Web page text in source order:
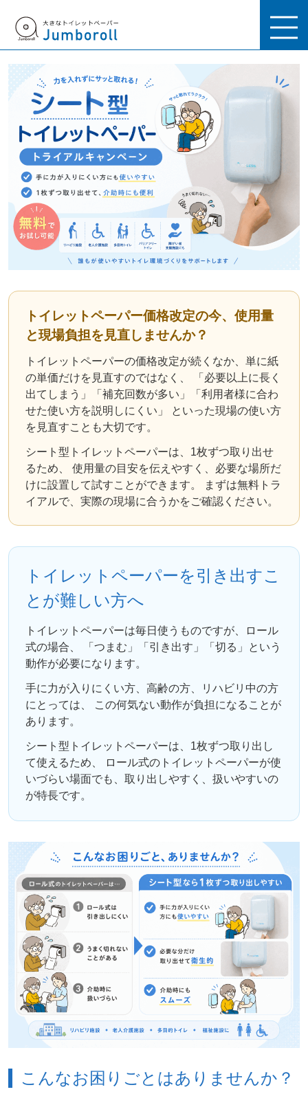
トイレットペーパー価格改定の今、使用量
と現場負担を見直しませんか？
トイレットペーパーの価格改定が続くなか、単に紙
の単価だけを見直すのではなく、 「必要以上に長く
出てしまう」「補充回数が多い」「利用者様に合わ
せた使い方を説明しにくい」 といった現場の使い方
を見直すことも大切です。
シート型トイレットペーパーは、1枚ずつ取り出せ
るため、 使用量の目安を伝えやすく、必要な場所だ
けに設置して試すことができます。 まずは無料トラ
イアルで、実際の現場に合うかをご確認ください。
トイレットペーパーを引き出すこ
とが難しい方へ
トイレットペーパーは毎日使うものですが、ロール
式の場合、 「つまむ」「引き出す」「切る」という
動作が必要になります。
手に力が入りにくい方、高齢の方、リハビリ中の方
にとっては、 この何気ない動作が負担になることが
あります。
シート型トイレットペーパーは、1枚ずつ取り出し
て使えるため、 ロール式のトイレットペーパーが使
いづらい場面でも、取り出しやすく、扱いやすいの
が特長です。
こんなお困りごとはありませんか？